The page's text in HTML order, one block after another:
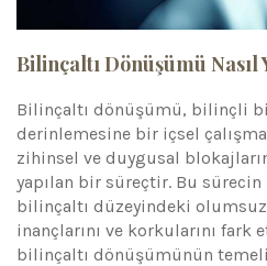
Bilinçaltı Dönüşümü Nasıl
Bilinçaltı dönüşümü, bilinçli
derinlemesine bir içsel
zihinsel ve duygusal
yapılan bir süreçtir. Bu
bilinçaltı düzeyindeki olumsuz
inançlarını ve korkularını fark
bilinçaltı dönüşümünün